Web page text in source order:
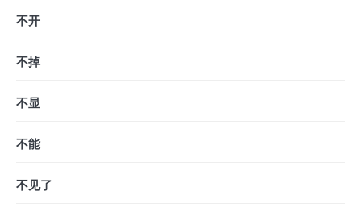
不开
不掉
不显
不能
不见了